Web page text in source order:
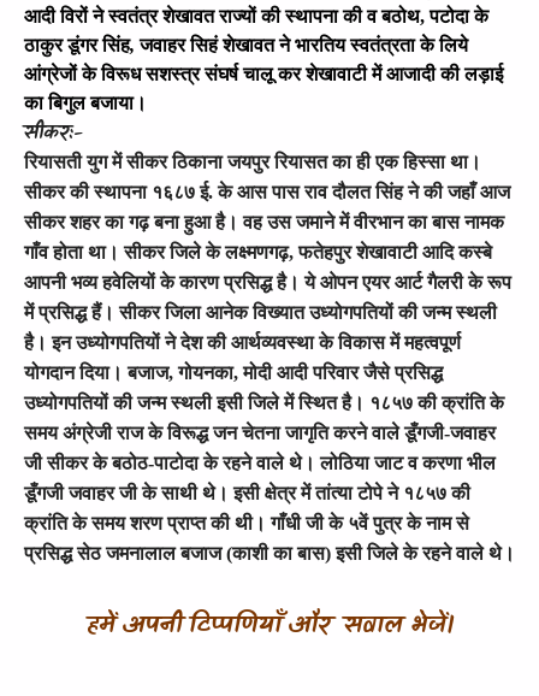
आदी विरों ने स्वतंत्र शेखावत राज्यों की स्थापना की व बठोथ, पटोदा के
ठाकुर डूंगर सिंह,जवाहर सिहं शेखावत ने भारतिय स्वतंत्रता के लिये
आंग्रेजों के विरूध सशस्त्र संघर्ष चालू कर शेखावाटी में आजादी की लड़ाई
का बिगुल बजाया।
सीकर:-
रियासती युग में सीकर ठिकाना जयपुर रियासत का ही एक हिस्सा था।
सीकर की स्थापना १६८७ ई. के आस पास राव दौलत सिंह ने की जहाँ आज
सीकर शहर का गढ़ बना हुआ है। वह उस जमाने में वीरभान का बास नामक
गाँव होता था। सीकर जिले के लक्ष्मणगढ़, फतेहपुर शेखावाटी आदि कस्बे
आपनी भव्य हवेलियों के कारण प्रसिद्ध है। ये ओपन एयर आर्ट गैलरी के रूप
में प्रसिद्ध हैं। सीकर जिला आनेक विख्यात उध्योगपतियों की जन्म स्थली
है। इन उध्योगपतियों ने देश की आर्थव्यवस्था के विकास में महत्वपूर्ण
योगदान दिया। बजाज, गोयनका, मोदी आदी परिवार जैसे प्रसिद्ध
उध्योगपतियों की जन्म स्थली इसी जिले में स्थित है। १८५७ की क्रांति के
समय अंग्रेजी राज के विरूद्ध जन चेतना जागृति करने वाले डूँगजी-जवाहर
जी सीकर के बठोठ-पाटोदा के रहने वाले थे। लोठिया जाट व करणा भील
डूँगजी जवाहर जी के साथी थे। इसी क्षेत्र में तांत्या टोपे ने १८५७ की
क्रांति के समय शरण प्राप्त की थी। गाँधी जी के ५वें पुत्र के नाम से
प्रसिद्ध सेठ जमनालाल बजाज (काशी का बास) इसी जिले के रहने वाले थे।
हमें अपनी टिप्पणियाँ और सवाल भेजें।